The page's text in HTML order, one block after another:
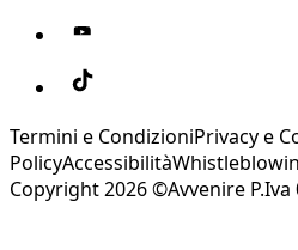
Termini e CondizioniPrivacy e
PolicyAccessibilità
Copyright 2026 ©Avvenire P.Iva